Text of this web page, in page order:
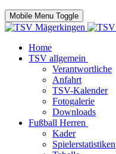
Mobile Menu Toggle
Home
TSV allgemein
Verantwortliche
Anfahrt
TSV-Kalender
Fotogalerie
Downloads
Fußball Herren
Kader
Spielerstatistiken